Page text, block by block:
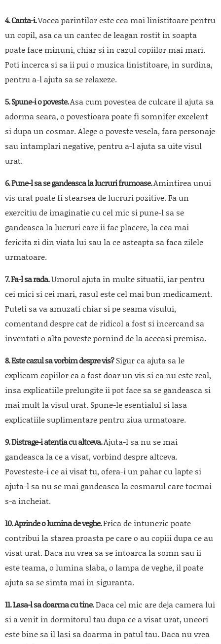
4. Canta-i.Vocea parintilor este cea mai linistitoare pentru
un copil, asa ca un cantec de leagan rostit in soapta
poate face minuni, chiar si in cazul copiilor mai mari.
Poti incerca si sa ii pui o muzica linistitoare, in surdina,
pentru a-l ajuta sa se relaxeze.
5. Spune-i o poveste.Asa cum povestea de culcare il ajuta sa
adorma seara, o povestioara poate fi somnifer excelent
si dupa un cosmar. Alege o poveste vesela, fara personaje
sau intamplari negative, pentru a-l ajuta sa uite visul
urat.
6. Pune-l sa se gandeasca la lucruri frumoase.Amintirea unui
vis urat poate fi stearsea de lucruri pozitive. Fa un
exercitiu de imaginatie cu cel mic si pune-l sa se
gandeasca la lucruri care ii fac placere, la cea mai
fericita zi din viata lui sau la ce asteapta sa faca zilele
urmatoare.
7. Fa-l sa rada.Umorul ajuta in multe situatii, iar pentru
cei mici si cei mari, rasul este cel mai bun medicament.
Puteti sa va amuzati chiar si pe seama visului,
comentand despre cat de ridicol a fost si incercand sa
inventati o alta poveste pornind de la aceeasi premisa.
8. Este cazul sa vorbim despre vis?Sigur ca ajuta sa le
explicam copiilor ca a fost doar un vis si ca nu este real,
insa explicatiile prelungite ii pot face sa se gandeasca si
mai mult la visul urat. Spune-le esentialul si lasa
explicatiile suplimentare pentru ziua urmatoare.
9. Distrage-i atentia cu altceva.Ajuta-l sa nu se mai
gandeasca la ce a visat, vorbind despre altceva.
Povesteste-i ce ai visat tu, ofera-i un pahar cu lapte si
ajuta-l sa nu se mai gandeasca la cosmarul care tocmai
s-a incheiat.
10. Aprinde o lumina de veghe.Frica de intuneric poate
contribui la starea proasta pe care o au copiii dupa ce au
visat urat. Daca nu vrea sa se intoarca la somn sau ii
este teama, o lumina slaba, o lampa de veghe, il poate
ajuta sa se simta mai in siguranta.
11. Lasa-l sa doarma cu tine.Daca cel mic are deja camera lui
si a venit in dormitorul tau dupa ce a visat urat, uneori
este bine sa il lasi sa doarma in patul tau. Daca nu vrea